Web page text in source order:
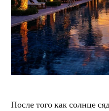
После того как солнце